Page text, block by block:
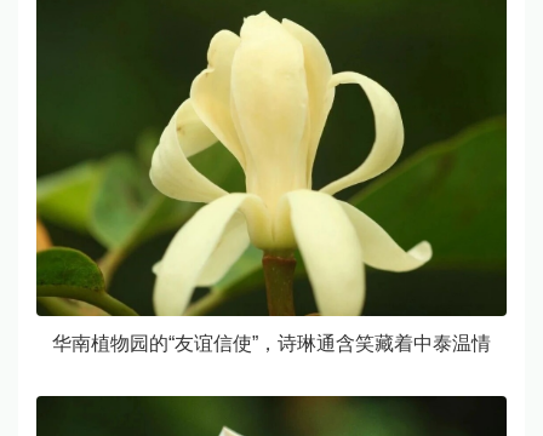
华南植物园的“友谊信使”，诗琳通含笑藏着中泰温情